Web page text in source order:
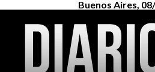
Buenos Aires,